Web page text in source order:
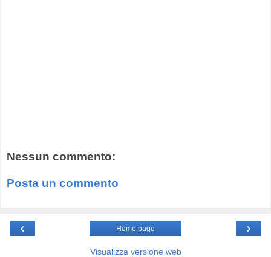
Nessun commento:
Posta un commento
‹ ›
Home page
Visualizza versione web